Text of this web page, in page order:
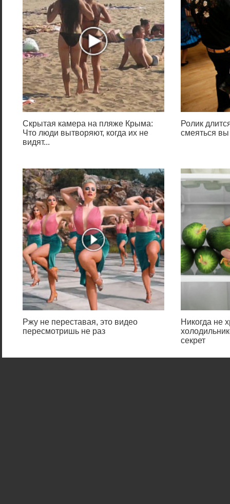
Скрытая камера на пляже Крыма:
Что люди вытворяют, когда их не
видят...
Ролик
смеяться вы
Ржу не переставая, это видео
пересмотришь не раз
Никогда не
секрет